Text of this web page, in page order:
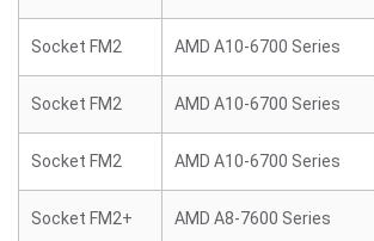
Socket FM2 AMD A10-6700 Series
Socket FM2 AMD A10-6700 Series
Socket FM2 AMD A10-6700 Series
Socket FM2+ AMD A8-7600 Series